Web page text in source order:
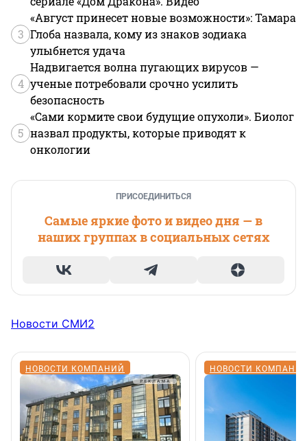
3
«Август принесет новые возможности»: Тамара
Глоба назвала, кому из знаков зодиака
улыбнется удача
4
Надвигается волна пугающих вирусов —
ученые потребовали срочно усилить
безопасность
5
«Сами кормите свои будущие опухоли». Биолог
назвал продукты, которые приводят к
онкологии
ПРИСОЕДИНИТЬСЯ
Самые яркие фото и видео дня — в
наших группах в социальных сетях
Новости СМИ2
НОВОСТИ КОМПАНИЙ НОВОСТИ